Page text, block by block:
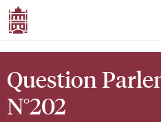
Question
N°202